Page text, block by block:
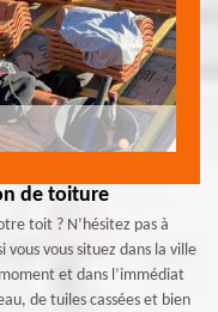
de toiture
toit ? N’hésitez pas à
vous situez dans la ville
et dans l’immédiat
de tuiles cassées et bien